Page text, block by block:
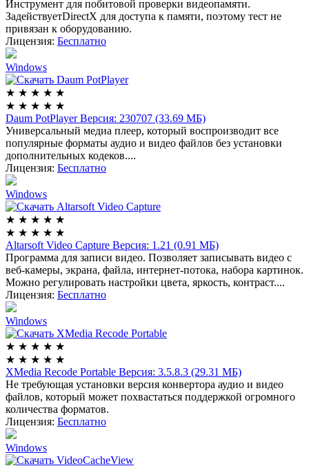
Инструмент для побитовой проверки видеопамяти.
ЗадействуетDirectX для доступа к памяти, поэтому тест не
привязан к оборудованию.
Лицензия: Бесплатно
Windows
★ ★ ★ ★ ★
★ ★ ★ ★ ★
Daum PotPlayerВерсия: 230707 (33.69 МБ)
Универсальный медиа плеер, который воспроизводит все
популярные форматы аудио и видео файлов без установки
дополнительных кодеков....
Лицензия: Бесплатно
Windows
★ ★ ★ ★ ★
★ ★ ★ ★ ★
Altarsoft Video Capture Версия: 1.21 (0.91 МБ)
Программа для записи видео. Позволяет записывать видео с
веб-камеры, экрана, файла, интернет-потока, набора картинок.
Можно регулировать настройки цвета, яркость, контраст....
Лицензия: Бесплатно
Windows
★ ★ ★ ★ ★
★ ★ ★ ★ ★
XMedia Recode Portable Версия: 3.5.8.3 (29.31 МБ)
Не требующая установки версия конвертора аудио и видео
файлов, который может похвастаться поддержкой огромного
количества форматов.
Лицензия: Бесплатно
Windows